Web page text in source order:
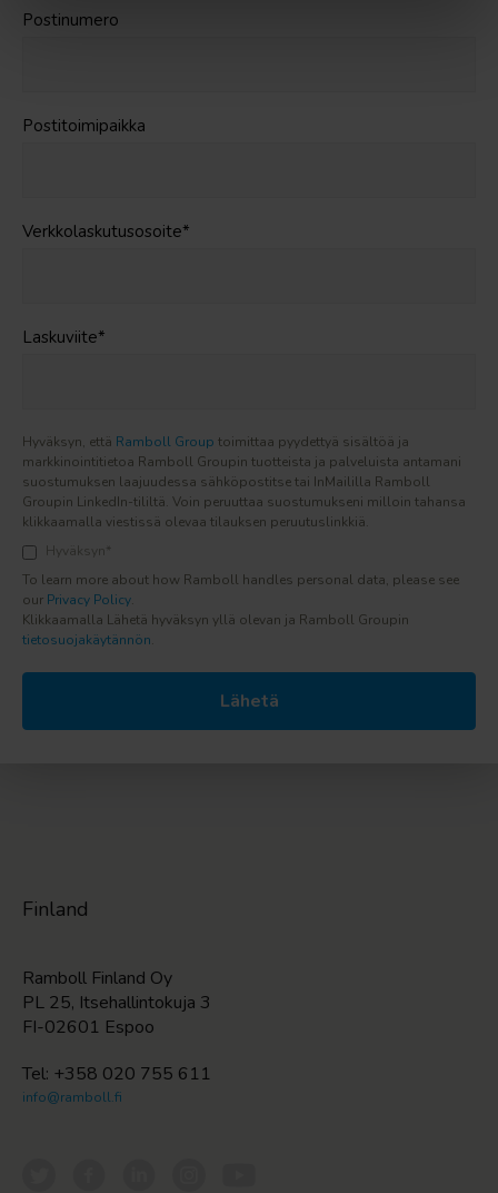
Postinumero
Postitoimipaikka
Verkkolaskutusosoite*
Laskuviite*
Hyväksyn, että Ramboll Group toimittaa pyydettyä sisältöä ja
markkinointitietoa Ramboll Groupin tuotteista ja palveluista antamani
suostumuksen laajuudessa sähköpostitse tai InMaililla Ramboll
Groupin LinkedIn-tililtä. Voin peruuttaa suostumukseni milloin tahansa
klikkaamalla viestissä olevaa tilauksen peruutuslinkkiä.
Hyväksyn*
To learn more about how Ramboll handles personal data, please see
our Privacy Policy.
Klikkaamalla Lähetä hyväksyn yllä olevan ja Ramboll Groupin
tietosuojakäytännön.
Finland
Ramboll Finland Oy
PL 25, Itsehallintokuja 3
FI-02601 Espoo
Tel: +358 020 755 611
info@ramboll.fi